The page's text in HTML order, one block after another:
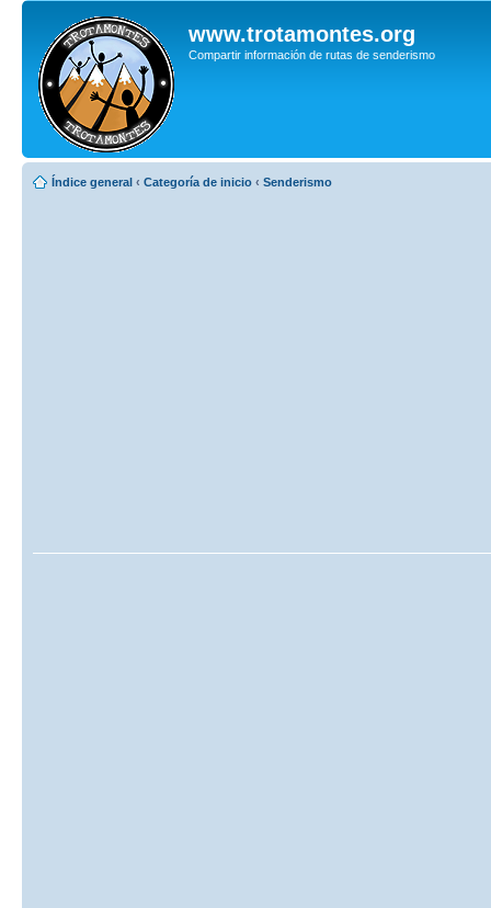
www.trotamontes.org
Compartir información de rutas de senderismo
Índice general ‹ Categoría de inicio ‹ Senderismo